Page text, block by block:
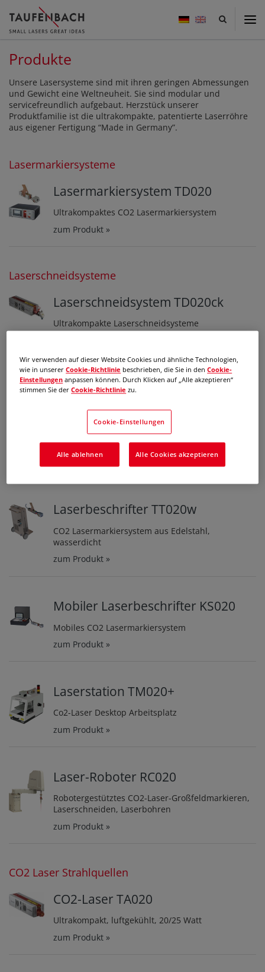
Produkte
Unsere Lasersysteme sind mit ihren geringen Abmessungen
und Gewicht eine Weltneuheit. Sie sind modular und
servicefreundlich aufgebaut. Herzstück unserer
Produktfamilie ist die ultrakompakte, patentierte Laserröhre
aus eigener Fertigung “Made in Germany”.
Lasermarkiersysteme
Lasermarkiersystem TD020
Ultrakompaktes CO2 Lasermarkiersystem
zum Produkt »
Laserschneidsysteme
Laserschneidsystem TD020ck
Ultrakompakte Laserschneidsysteme
Lasermarkiersysteme
OneBox Laserbeschrifter TB020
Luftgekühlter OneBox Laserbeschrifter, Edelstahl,
P65
Laserbeschrifter TT020w
CO2 Lasermarkiersystem aus Edelstahl,
wasserdicht
zum Produkt »
Mobiler Laserbeschrifter KS020
Mobiles CO2 Lasermarkiersystem
zum Produkt »
Laserstation TM020+
Co2-Laser Desktop Arbeitsplatz
zum Produkt »
Laser-Roboter RC020
Robotergestütztes CO2-Laser-Großfeldmarkieren,
Laserschneiden, Laserbohren
zum Produkt »
CO2 Laser Strahlquellen
CO2-Laser TA020
Ultrakompakt, luftgekühlt, 20/25 Watt
zum Produkt »
Wir verwenden auf dieser Website Cookies und ähnliche Technologien,
wie in unsererCookie-Richtlinie beschrieben, die Sie in denCookie-
Einstellungen anpassen können. Durch Klicken auf „Alle akzeptieren“
stimmen Sie derCookie-Richtlinie zu.
Cookie-Einstellungen
Alle ablehnen Alle Cookies akzeptieren